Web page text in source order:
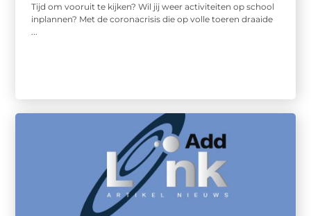
Tijd om vooruit te kijken? Wil jij weer activiteiten op school
inplannen? Met de coronacrisis die op volle toeren draaide